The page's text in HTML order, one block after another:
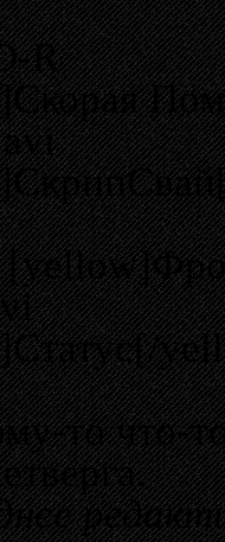
R
то что-